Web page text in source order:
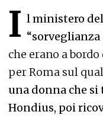
I l ministero
“sorveglianza
che erano a
per Roma sul
una donna che si
Hondius, poi